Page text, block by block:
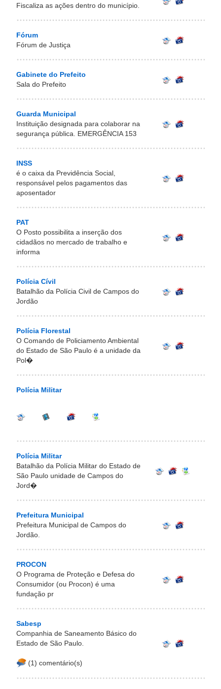
Fiscaliza as ações dentro do município.
Fórum
Fórum de Justiça
Gabinete do Prefeito
Sala do Prefeito
Guarda Municipal
Instituição designada para colaborar na
segurança pública. EMERGÊNCIA 153
INSS
é o caixa da Previdência Social,
responsável pelos pagamentos das
aposentador
PAT
O Posto possibilita a inserção dos
cidadãos no mercado de trabalho e
informa
Polícia Cívil
Batalhão da Polícia Civil de Campos do
Jordão
Polícia Florestal
O Comando de Policiamento Ambiental
do Estado de São Paulo é a unidade da
Pol�
Polícia Militar
Polícia Militar
Batalhão da Polícia Militar do Estado de
São Paulo unidade de Campos do
Jord�
Prefeitura Municipal
Prefeitura Municipal de Campos do
Jordão.
PROCON
O Programa de Proteção e Defesa do
Consumidor (ou Procon) é uma
fundação pr
Sabesp
Companhia de Saneamento Básico do
Estado de São Paulo.
(1) comentário(s)